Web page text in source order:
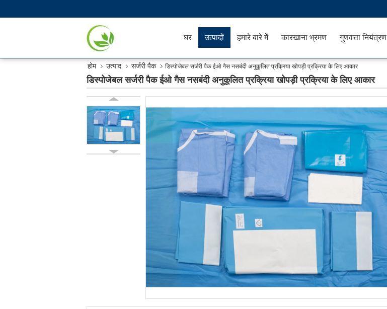
घर उत्पादों हमारे बारे में कारखाना भ्रमण गुणवत्ता नियंत्रण
होम उत्पाद सर्जरी पैक डिस्पोजेबल सर्जरी पैक ईओ गैस नसबंदी अनुकूलित प्रक्रिया खोपड़ी प्रक्रिया के लिए आकार
डिस्पोजेबल सर्जरी पैक ईओ गैस नसबंदी अनुकूलित प्रक्रिया खोपड़ी प्रक्रिया के लिए आकार